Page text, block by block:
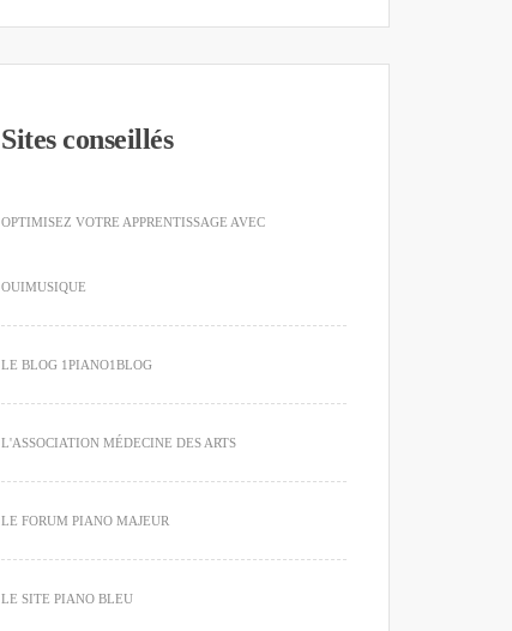
Sites conseillés
OPTIMISEZ VOTRE APPRENTISSAGE AVEC
OUIMUSIQUE
LE BLOG 1PIANO1BLOG
L'ASSOCIATION MÉDECINE DES ARTS
LE FORUM PIANO MAJEUR
LE SITE PIANO BLEU